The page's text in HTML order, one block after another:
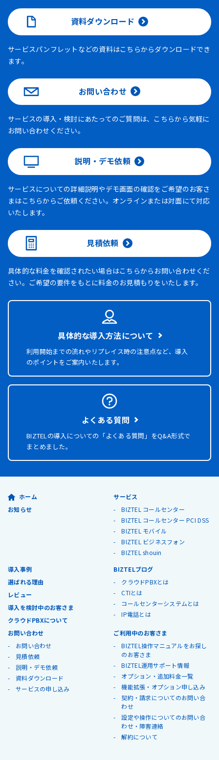
資料ダウンロード
サービスパンフレットなどの資料はこちらからダウンロードでき
ます。
お問い合わせ
サービスの導入・検討にあたってのご質問は、こちらから気軽に
お問い合わせください。
説明・デモ依頼
サービスについての詳細説明やデモ画面の確認をご希望のお客さ
まはこちらからご依頼ください。オンラインまたは対面にて対応
いたします。
見積依頼
具体的な料金を確認されたい場合はこちらからお問い合わせくだ
さい。ご希望の要件をもとに料金のお見積もりをいたします。
具体的な導入方法について
利用開始までの流れやリプレイス時の注意点など、導入
のポイントをご案内いたします。
よくある質問
BIZTELの導入についての「よくある質問」をQ&A形式で
まとめました。
ホーム
お知らせ
サービス
BIZTEL コールセンター
BIZTEL コールセンター PCI DSS
BIZTEL モバイル
BIZTEL ビジネスフォン
BIZTEL shouin
導入事例
選ばれる理由
レビュー
導入を検討中のお客さま
クラウドPBXについて
BIZTELブログ
クラウドPBXとは
CTIとは
コールセンターシステムとは
IP電話とは
お問い合わせ
お問い合わせ
見積依頼
説明・デモ依頼
資料ダウンロード
サービスの申し込み
ご利用中のお客さま
BIZTEL操作マニュアルをお探し
のお客さま
BIZTEL運用サポート情報
オプション・追加料金一覧
機能拡張・オプション申し込み
契約・請求についてのお問い合
わせ
設定や操作についてのお問い合
わせ・障害連絡
解約について